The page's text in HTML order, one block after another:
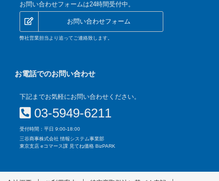
お問い合わせフォームは24時間受付中。
お問い合わせフォーム
弊社営業担当より追ってご連絡致します。
お電話でのお問い合わせ
下記までお気軽にお問い合わせください。
03-5949-6211
受付時間：平日 9:00-18:00
三谷商事株式会社 情報システム事業部
東京支店 eコマース課 見てね価格 BizPARK